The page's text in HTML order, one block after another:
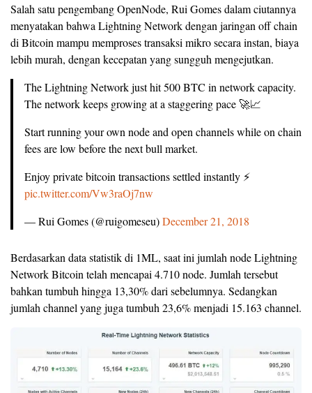
Salah satu pengembang OpenNode, Rui Gomes dalam ciutannya
menyatakan bahwa Lightning Network dengan jaringan off chain
di Bitcoin mampu memproses transaksi mikro secara instan, biaya
lebih murah, dengan kecepatan yang sungguh mengejutkan.
The Lightning Network just hit 500 BTC in network capacity.
The network keeps growing at a staggering pace 🚀📈
Start running your own node and open channels while on chain
fees are low before the next bull market.
Enjoy private bitcoin transactions settled instantly ⚡️
pic.twitter.com/Vw3raOj7nw
— Rui Gomes (@ruigomeseu)December 21, 2018
Berdasarkan data statistik di 1ML, saat ini jumlah node Lightning
Network Bitcoin telah mencapai 4.710 node. Jumlah tersebut
bahkan tumbuh hingga 13,30% dari sebelumnya. Sedangkan
jumlah channel yang juga tumbuh 23,6% menjadi 15.163 channel.